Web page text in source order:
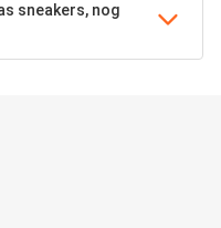
sneakers, nog